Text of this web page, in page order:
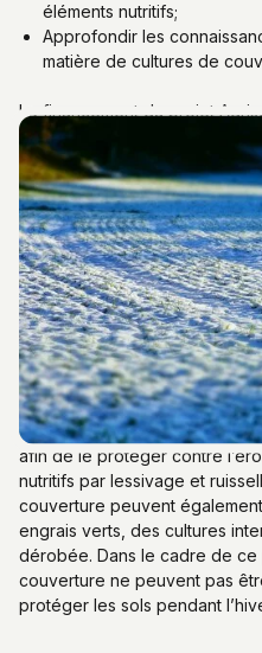
éléments nutritifs;
Approfondir les
matière de cultures de
Le financement du projet
Agroalimentaire Canada
cultures de couverture à un
agricoles des différentes
ce, jusqu’à 68 000 ha par
Qu’est-ce
couverture
C’est une culture établie
afin de le protéger contre
nutritifs par lessivage et
couverture peuvent
engrais verts, des cultures
dérobée. Dans le cadre de
couverture ne peuvent pas
protéger les sols pendant